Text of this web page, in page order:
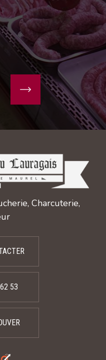
Charcuterie,
53